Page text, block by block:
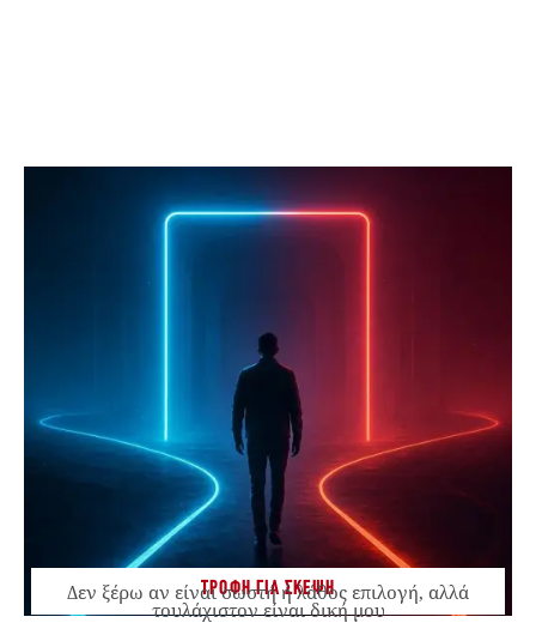
ΤΡΟΦΗ ΓΙΑ ΣΚΕΨΗ
Δεν ξέρω αν είναι σωστή ή λάθος επιλογή, αλλά
τουλάχιστον είναι δική μου